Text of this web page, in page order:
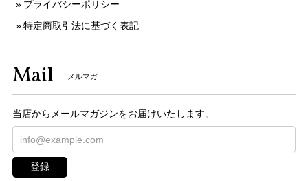
プライバシーポリシー
特定商取引法に基づく表記
Mail メルマガ
当店からメールマガジンをお届けいたします。
登録